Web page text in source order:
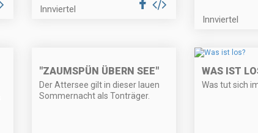
Innviertel
Innviertel
"ZAUMSPÜN ÜBERN SEE"
Der Attersee gilt in dieser lauen
Sommernacht als Tonträger.
WAS IST
Was tut sich